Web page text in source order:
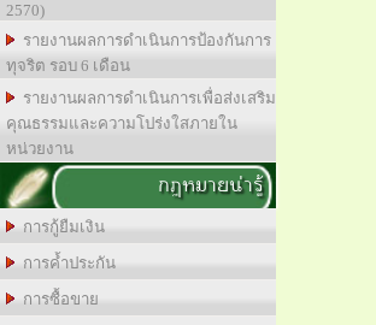
2570)
รายงานผลการดำเนินการป้องกันการ
ทุจริต รอบ 6 เดือน
รายงานผลการดำเนินการเพื่อส่งเสริม
คุณธรรมและความโปร่งใสภายใน
หน่วยงาน
กฎหมายน่ารู้
การกู้ยืมเงิน
การค้ำประกัน
การซื้อขาย